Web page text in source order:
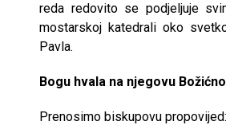
reda redovito se podjeljuje
mostarskoj katedrali oko
Pavla.
Bogu hvala na njegovu
Prenosimo biskupovu propovijed: